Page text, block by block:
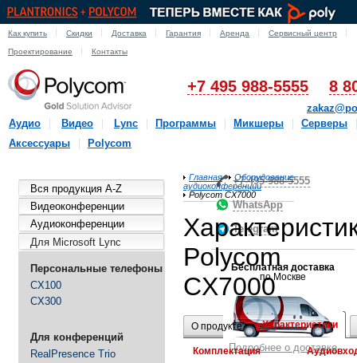
Как купить Скидки Доставка Гарантия Аренда Сервисный центр
Проектирование Контакты
+7 495 988-5555 8
Аудио
Видео Lync Программы Микшеры
Серверы
Аксессуары
Polycom
Вся продукция A-Z
Видеоконференции
Аудиоконференции
Для Microsoft Lync
Персональные телефоны
CX100
CX300
Для конференций
RealPresence Trio
+7-495-988-5555
WhatsApp
Telegram
Бесплатная доставка
по Москве
Подробнее о доставке
Главная
Оборудование
аудиоконференции
Polycom CX7000
Polycom
CX7000
О продукте Характеристики
Комплектация